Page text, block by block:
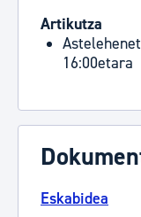
Artikutza
16:00etara
Eskabidea